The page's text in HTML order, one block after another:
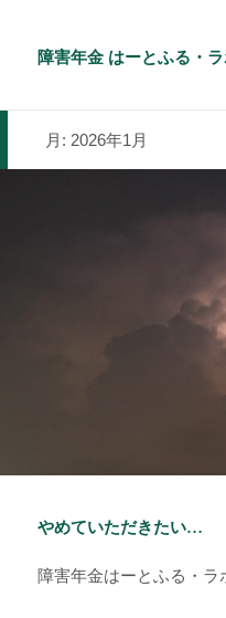
障害年金 はーとふる・
月: 2026年1月
やめていただきたい…
障害年金はーとふる・ラ